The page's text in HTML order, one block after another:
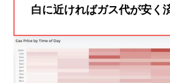
白に近ければガス代が安く